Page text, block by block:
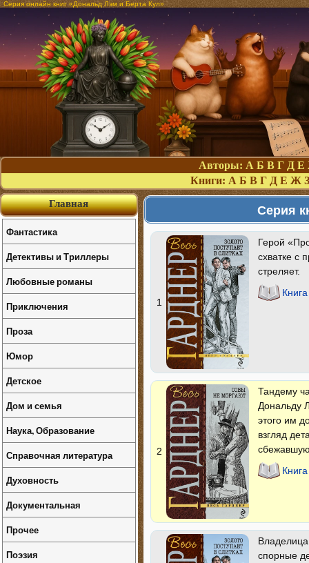
Серия онлайн книг «Дональд Лэм и Берта Кул»
Авторы: А Б В Г Д Е
Книги: А Б В Г Д Е Ж З
Серия
1
Герой
схватке с
стреляет.
2
Тандему
Дональду
этого им
взгляд
сбежавшую
спорные
Главная
Фантастика
Детективы и Триллеры
Любовные романы
Приключения
Проза
Юмор
Детское
Дом и семья
Наука, Образование
Справочная литература
Духовность
Документальная
Прочее
Поэзия